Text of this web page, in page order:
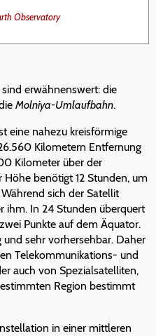
Observatory
erwähnenswert: die
Molniya-Umlaufbahn.
eine nahezu kreisförmige
Kilometern Entfernung
Kilometer über der
benötigt 12 Stunden, um
sich der Satellit
ihm. In 24 Stunden überquert
Punkte auf dem Äquator.
sehr vorhersehbar. Daher
Telekommunikations- und
auch von Spezialsatelliten,
Region bestimmt
in einer mittleren